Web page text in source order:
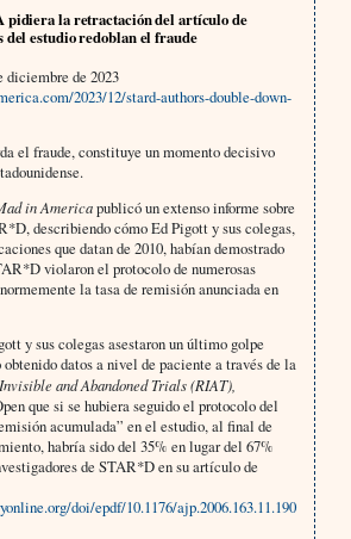
pidiera la retractación del artículo de
del estudio redoblan el fraude
diciembre de 2023
2023/12/stard-authors-double-down-
el fraude, constituye un momento decisivo
in Americapublicó un extenso informe sobre
describiendo cómo Ed Pigott y sus colegas,
que datan de 2010, habían demostrado
violaron el protocolo de numerosas
la tasa de remisión anunciada en
y sus colegas asestaron un último golpe
datos a nivel de paciente a través de la
and Abandoned Trials (RIAT),
que si se hubiera seguido el protocolo del
acumulada” en el estudio, al final de
habría sido del 35% en lugar del 67%
de STAR*D en su artículo de
doi/epdf/10.1176/ajp.2006.163.11.190